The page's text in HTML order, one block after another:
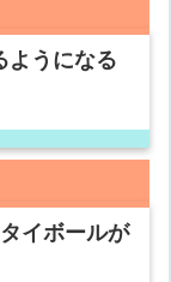
ようになる
イボールが